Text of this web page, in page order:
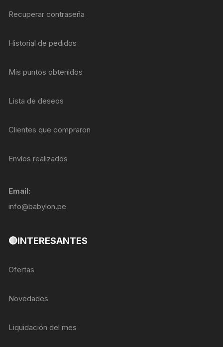
Recuperar contraseña
Historial de pedidos
Mis puntos obtenidos
Lista de deseos
Clientes que compraron
Envíos realizados
Email:
info@babylon.pe
🔴INTERESANTES
Ofertas
Novedades
Liquidación del mes